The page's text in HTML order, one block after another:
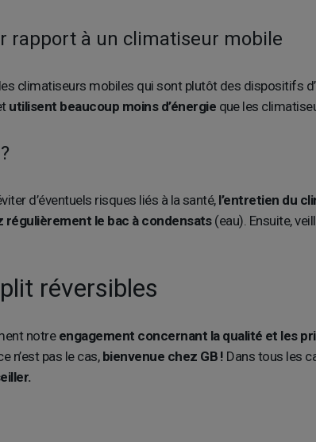
rapport à un climatiseur mobile
climatiseurs mobiles qui sont plutôt des dispositifs
utilisent beaucoup moins d’énergie que les
d’éventuels risques liés à la santé, l’entretien du
régulièrement le bac à condensats (eau). Ensuite,
réversibles
notreengagement concernant la qualité et les
n’est pas le cas,bienvenue chez GB ! Dans tous les